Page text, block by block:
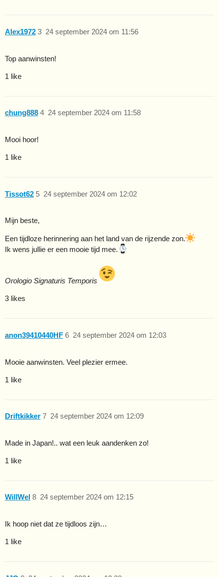
Alex1972 24 september 2024 om 11:56
3
Top aanwinsten!
1 like
chung888 24 september 2024 om 11:58
4
Mooi hoor!
1 like
Tissot62 24 september 2024 om 12:02
5
Mijn beste,
Een tijdloze herinnering aan het land van de rijzende zon.
Ik wens jullie er een mooie tijd mee.
Orologio Signaturis Temporis
3 likes
anon39410440HF 24 september 2024 om 12:03
6
Mooie aanwinsten. Veel plezier ermee.
1 like
Driftkikker 24 september 2024 om 12:09
7
Made in Japan!.. wat een leuk aandenken zo!
1 like
WillWel 24 september 2024 om 12:15
8
Ik hoop niet dat ze tijdloos zijn…
1 like